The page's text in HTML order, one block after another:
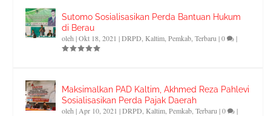
Sutomo Sosialisasikan Perda Bantuan Hukum
di Berau
oleh|Okt 18, 2021 |DRPD ,Kaltim ,Pemkab ,Terbaru |0 |
Maksimalkan PAD Kaltim, Akhmed Reza Pahlevi
Sosialisasikan Perda Pajak Daerah
oleh| Apr 10, 2021 |DRPD ,Kaltim ,Pemkab ,Terbaru |0 |